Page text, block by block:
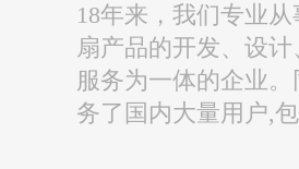
18年来，我们专业
扇产品的开发、设
服务为一体的企业
务了国内大量用户,